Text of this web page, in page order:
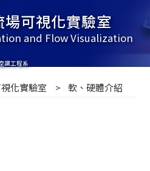
可視化實驗室
and Flow Visualization
調工程系
化實驗室 軟、硬體介紹